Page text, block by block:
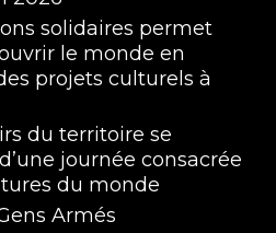
solidaires permet
le monde en
projets culturels à
du territoire se
journée consacrée
du monde
Armés